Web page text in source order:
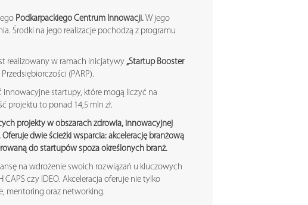
Podkarpackiego Centrum Innowacji. W jego
Środki na jego realizacje pochodzą z programu
realizowany w ramach inicjatywy „Startup Booster
(PARP).
innowacyjne startupy, które mogą liczyć na
projektu to ponad 14,5 mln zł.
projekty w obszarach zdrowia, innowacyjnej
dwie ścieżki wsparcia: akcelerację branżową
do startupów spoza określonych branż.
na wdrożenie swoich rozwiązań u kluczowych
CAPS czy IDEO. Akceleracja oferuje nie tylko
mentoring oraz networking.